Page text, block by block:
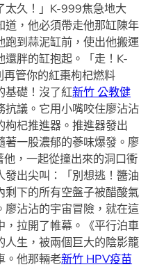
太久！」K-999焦急地大
道，他必須帶走他那缸陳年
到蒜泥缸前，使出他搬運
還胖的缸抱起。「走！K-
管你的紅棗枸杞燃料
基礎！沒了紅新竹 公教健
抗議。它用小嘴咬住廖沾沾
枸杞推進器。推進器發出
著一股濃郁的蔘味爆發。廖
，一起從撞出來的洞口衝
發出尖叫：「別想逃！醬油
剩下的所有空盤子被醋酸氣
廖沾沾的宇宙冒險，就在這
，拉開了帷幕。《平行泊車
人生，被兩個巨大的陰影籠
。他那輛老新竹 HPV疫苗